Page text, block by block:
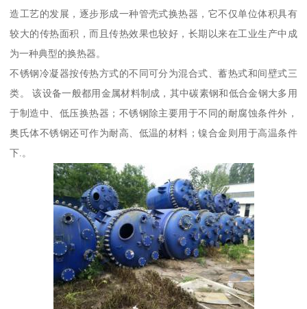
造工艺的发展，逐步形成一种管壳式换热器，它不仅单位体积具有
较大的传热面积，而且传热效果也较好，长期以来在工业生产中成
为一种典型的换热器。
不锈钢冷凝器按传热方式的不同可分为混合式、蓄热式和间壁式三
类。 该设备一般都用金属材料制成，其中碳素钢和低合金钢大多用
于制造中、低压换热器；不锈钢除主要用于不同的耐腐蚀条件外，
奥氏体不锈钢还可作为耐高、低温的材料；镍合金则用于高温条件
下.。